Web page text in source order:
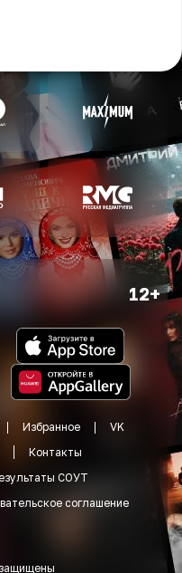
12+
Избранное
VK
Контакты
СОУТ
соглашение